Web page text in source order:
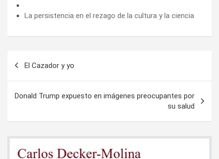
La persistencia en el rezago de la cultura y la ciencia
entradas
El Cazador y yo
Donald Trump expuesto en imágenes preocupantes por
su salud